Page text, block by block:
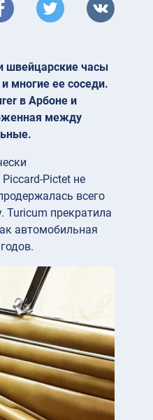
швейцарские часы
многие ее соседи.
в Арбоне и
между
Pictet не
всего
Turicum прекратила
автомобильная